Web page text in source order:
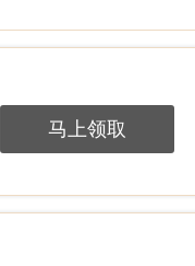
马上领取